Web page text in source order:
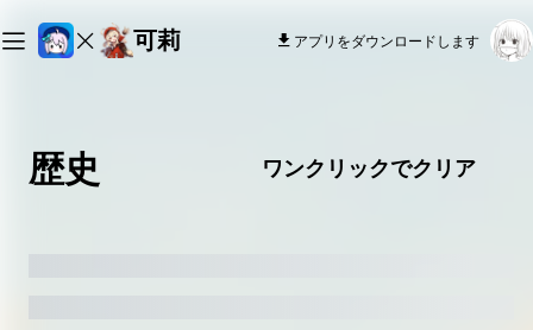
可莉 アプリをダウンロードします
歴史 ワンクリックでクリア